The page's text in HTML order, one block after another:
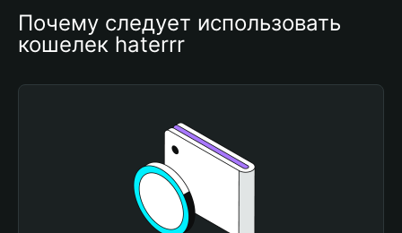
Почему следует использовать
кошелек haterrr